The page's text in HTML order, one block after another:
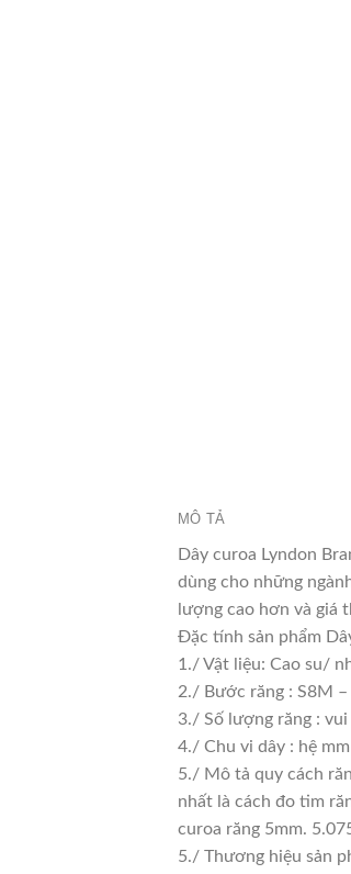
MÔ TẢ
Dây curoa Lyndon
dùng cho những
lượng cao hơn và giá
Đặc tính sản phẩm
1./ Vật liệu: Cao su/
2./ Bước răng : S8M –
3./ Số lượng răng :
4./ Chu vi dây : hệ
5./ Mô tả quy cách
nhất là cách đo tim
curoa răng 5mm.
5./ Thương hiệu sản